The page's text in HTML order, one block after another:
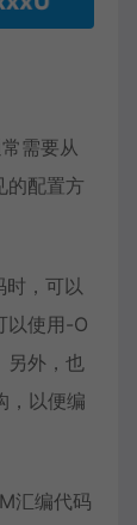
需要从
的配置方
时，可以
以使用-O
另外，也
，以便编
汇编代码